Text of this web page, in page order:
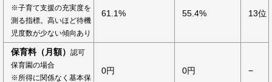
※子育て支援の充実度を
測る指標。高いほど待機
児度数が少ない傾向あり
61.1% 55.4% 13位
保育料（月額）
認可
保育園の場合
※所得に関係なく基本保
0円 0円 −